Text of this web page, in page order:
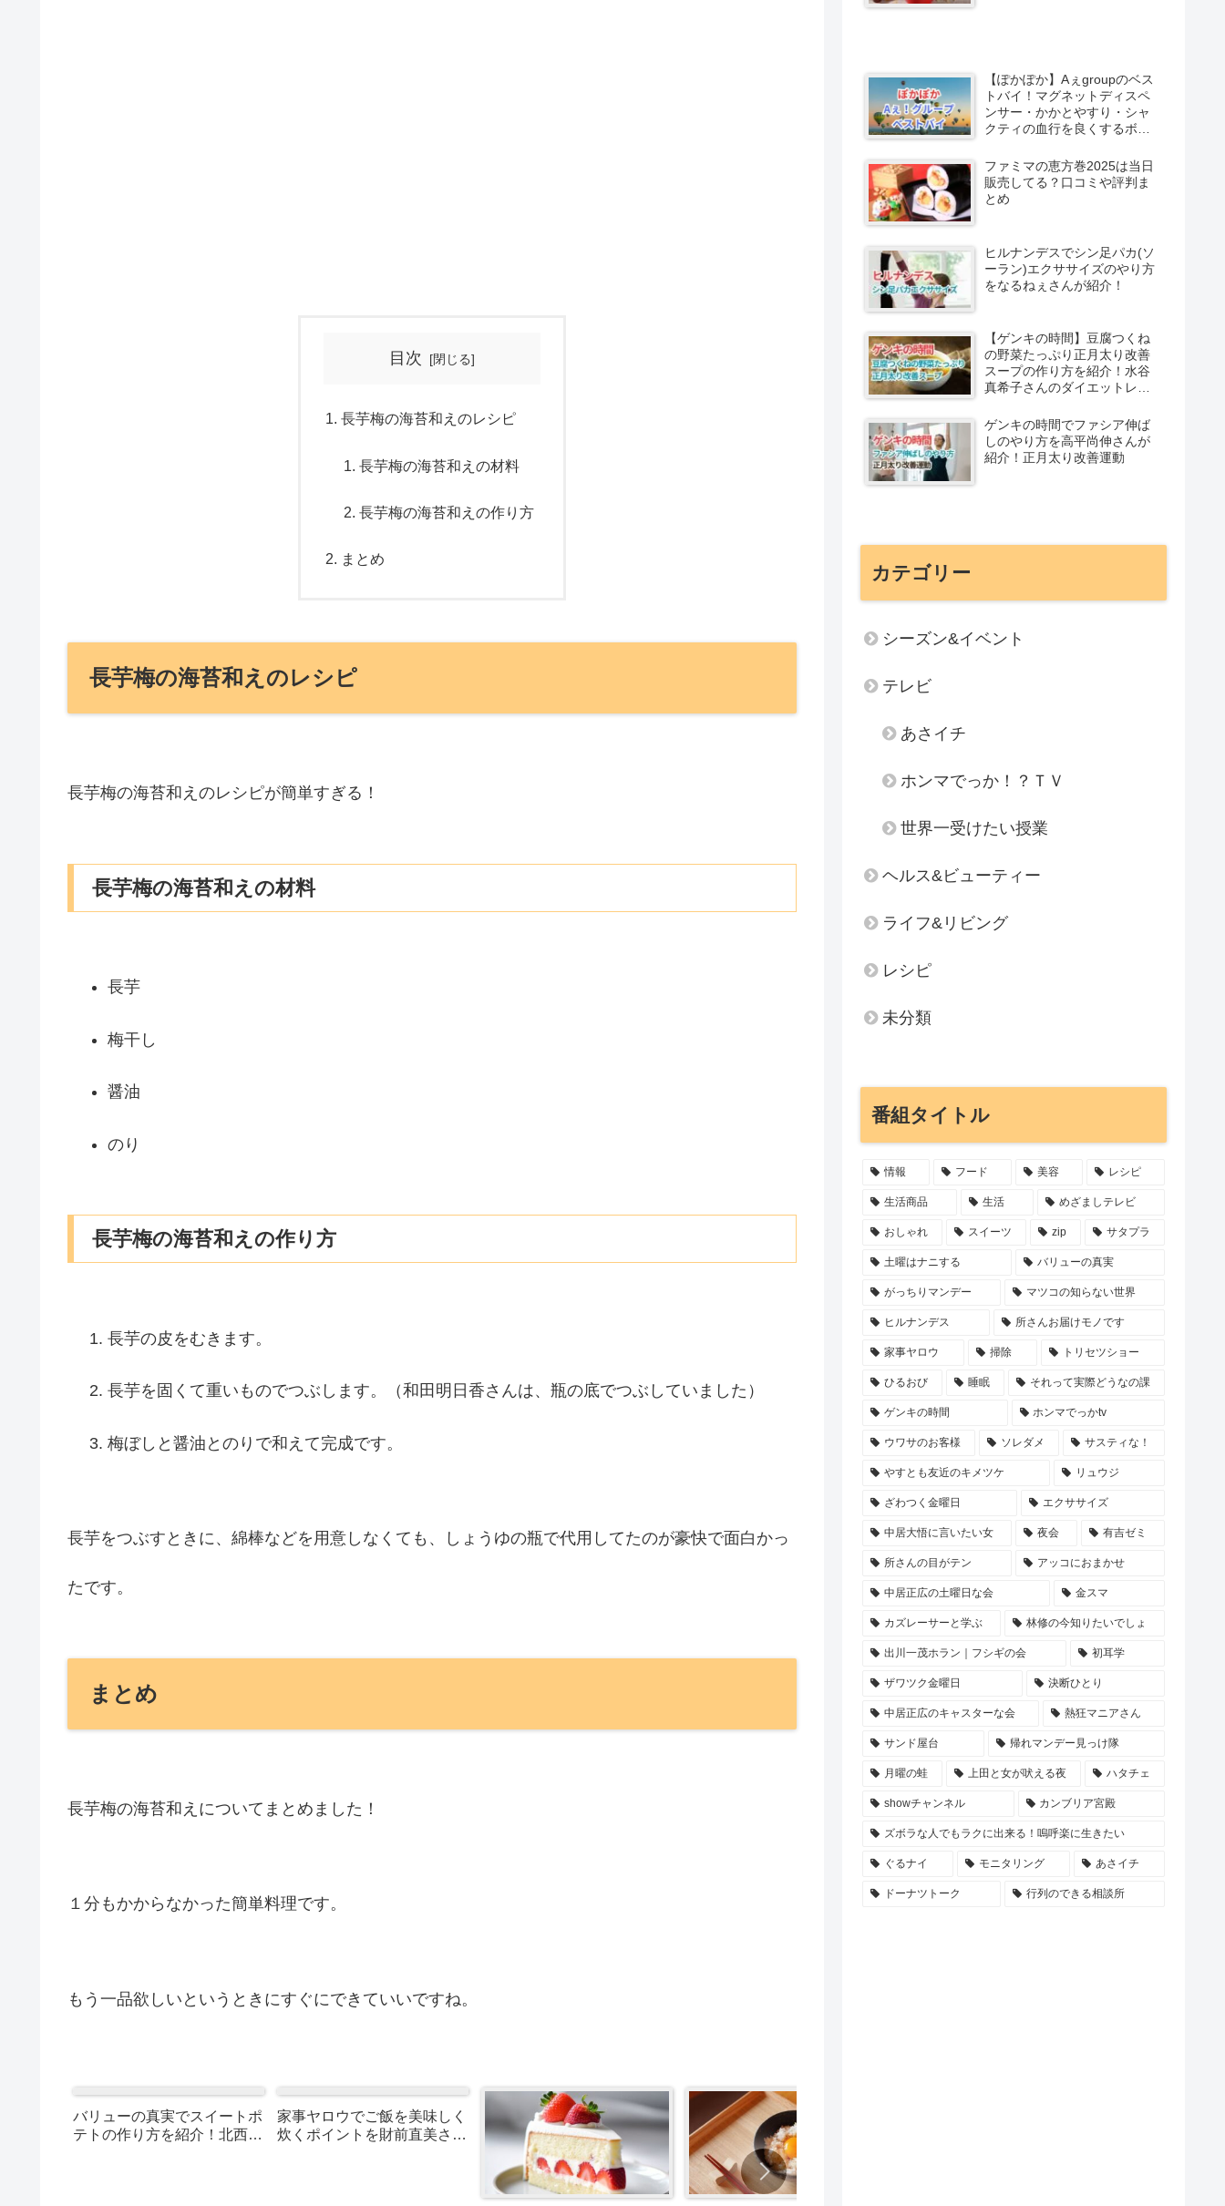
目次
長芋梅の海苔和えのレシピ
長芋梅の海苔和えの材料
長芋梅の海苔和えの作り方
まとめ
長芋梅の海苔和えのレシピ
長芋梅の海苔和えのレシピが簡単すぎる！
長芋梅の海苔和えの材料
長芋
梅干し
醤油
のり
長芋梅の海苔和えの作り方
長芋の皮をむきます。
長芋を固くて重いものでつぶします。（和田明日香さんは、瓶の底でつぶしていました）
梅ぼしと醤油とのりで和えて完成です。
長芋をつぶすときに、綿棒などを用意しなくても、しょうゆの瓶で代用してたのが豪快で面白かっ
たです。
まとめ
長芋梅の海苔和えについてまとめました！
１分もかからなかった簡単料理です。
もう一品欲しいというときにすぐにできていいですね。
バリューの真実でスイートポ
テトの作り方を紹介！北西大
家事ヤロウでご飯を美味しく
炊くポイントを財前直美さん
【ぽかぽか】Aぇgroupのベス
トバイ！マグネットディスペ
ンサー・かかとやすり・シャ
クティの血行を良くするボー
ファミマの恵方巻2025は当日
販売してる？口コミや評判ま
とめ
ヒルナンデスでシン足パカ(ソ
ーラン)エクササイズのやり方
をなるねぇさんが紹介！
【ゲンキの時間】豆腐つくね
の野菜たっぷり正月太り改善
スープの作り方を紹介！水谷
真希子さんのダイエットレシ
ゲンキの時間でファシア伸ば
しのやり方を高平尚伸さんが
紹介！正月太り改善運動
カテゴリー
シーズン&イベント
テレビ
あさイチ
ホンマでっか！？ＴＶ
世界一受けたい授業
ヘルス&ビューティー
ライフ&リビング
レシピ
未分類
番組タイトル
情報 フード 美容 レシピ
生活商品 生活 めざましテレビ
おしゃれ スイーツ zip サタプラ
土曜はナニする バリューの真実
がっちりマンデー マツコの知らない世界
ヒルナンデス 所さんお届けモノです
家事ヤロウ 掃除 トリセツショー
ひるおび 睡眠 それって実際どうなの課
ゲンキの時間 ホンマでっかtv
ウワサのお客様 ソレダメ サスティな！
やすとも友近のキメツケ リュウジ
ざわつく金曜日 エクササイズ
中居大悟に言いたい女 夜会 有吉ゼミ
所さんの目がテン アッコにおまかせ
中居正広の土曜日な会 金スマ
カズレーサーと学ぶ 林修の今知りたいでしょ
出川一茂ホラン｜フシギの会 初耳学
ザワツク金曜日 決断ひとり
中居正広のキャスターな会 熱狂マニアさん
サンド屋台 帰れマンデー見っけ隊
月曜の蛙 上田と女が吠える夜 ハタチェ
showチャンネル カンブリア宮殿
ズボラな人でもラクに出来る！嗚呼楽に生きたい
ぐるナイ モニタリング あさイチ
ドーナツトーク 行列のできる相談所